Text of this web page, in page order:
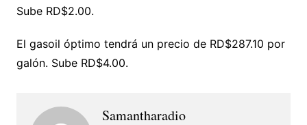
Sube RD$2.00.
El gasoil óptimo tendrá un precio de RD$287.10 por
galón. Sube RD$4.00.
Samantharadio